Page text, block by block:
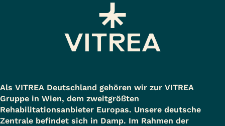
Als VITREA Deutschland gehören wir zur VITREA
Gruppe in Wien, dem zweitgrößten
Rehabilitationsanbieter Europas. Unsere deutsche
Zentrale befindet sich in Damp. Im Rahmen der